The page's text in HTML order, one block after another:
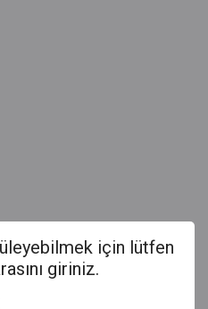
için lütfen
giriniz.